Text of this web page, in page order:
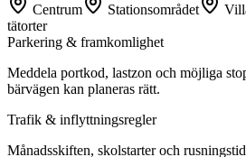
Centrum
Stationsområdet
tätorter
Parkering & framkomlighet
Meddela portkod, lastzon och möjliga
bärvägen kan planeras rätt.
Trafik & inflyttningsregler
Månadsskiften, skolstarter och